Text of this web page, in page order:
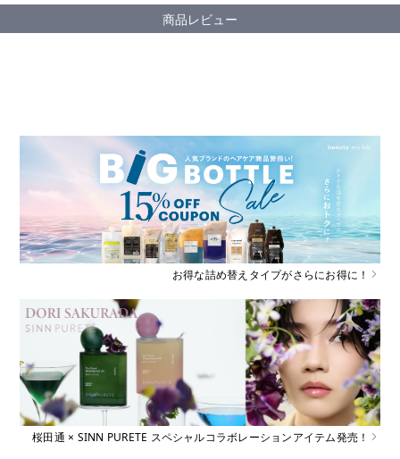
商品レビュー
お得な詰め替えタイプがさらにお得に！
桜田通 × SINN PURETE スペシャルコラボレーションアイテム発売！